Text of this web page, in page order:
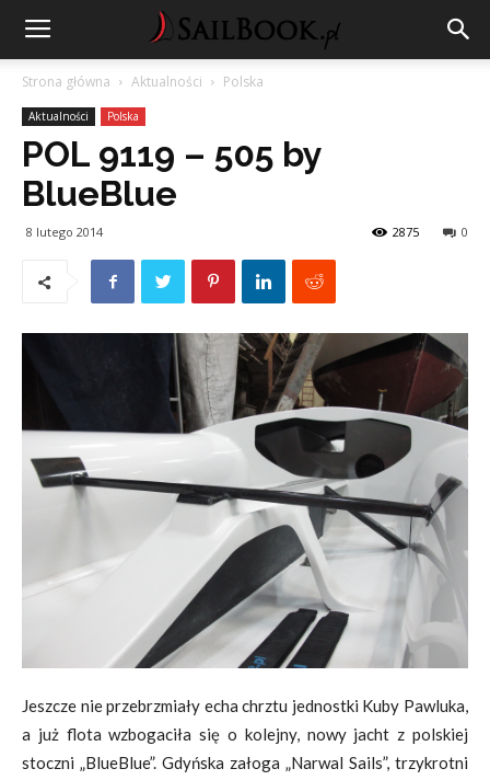
Strona główna Aktualności Polska
Aktualności Polska
POL 9119 – 505 by
BlueBlue
8 lutego 2014 0
2875
Jeszcze nie przebrzmiały echa chrztu jednostki Kuby Pawluka,
a już flota wzbogaciła się o kolejny, nowy jacht z polskiej
stoczni „BlueBlue”. Gdyńska załoga „Narwal Sails”, trzykrotni